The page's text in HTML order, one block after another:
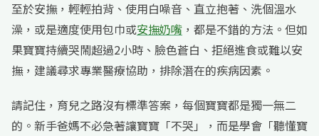
至於安撫，輕輕拍背、使用白噪音、直立抱著、洗個溫水
澡，或是適度使用包巾或安撫奶嘴 ，都是不錯的方法。但如
果寶寶持續哭鬧超過2小時、臉色蒼白、拒絕進食或難以安
撫，建議尋求專業醫療協助，排除潛在的疾病因素。
請記住，育兒之路沒有標準答案，每個寶寶都是獨一無二
的。新手爸媽不必急著讓寶寶「不哭」，而是學會「聽懂寶